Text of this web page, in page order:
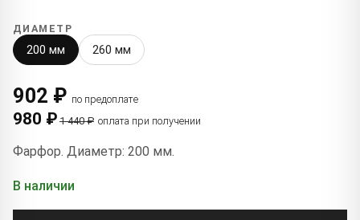
ДИАМЕТР
200 мм 260 мм
902 ₽ по предоплате
980 ₽ 1 440 ₽ оплата при получении
Фарфор. Диаметр: 200 мм.
В наличии